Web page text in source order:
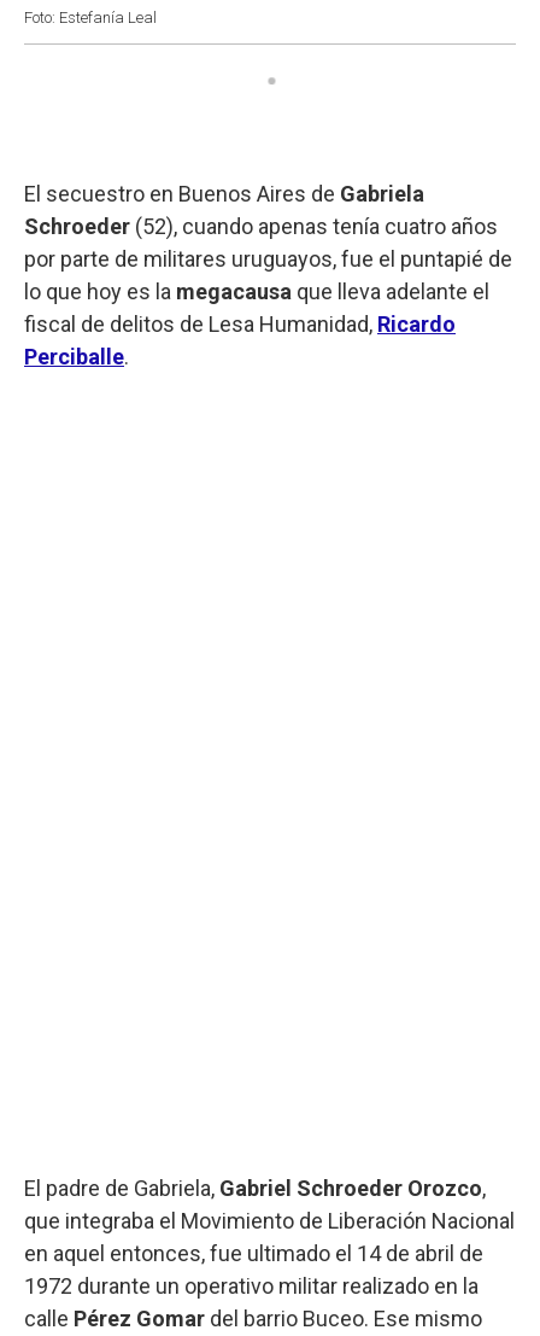
Foto: Estefanía Leal
El secuestro en Buenos Aires de Gabriela
Schroeder (52), cuando apenas tenía cuatro años
por parte de militares uruguayos, fue el puntapié de
lo que hoy es la megacausa que lleva adelante el
fiscal de delitos de Lesa Humanidad, Ricardo
Perciballe.
El padre de Gabriela, Gabriel Schroeder Orozco,
que integraba el Movimiento de Liberación Nacional
en aquel entonces, fue ultimado el 14 de abril de
1972 durante un operativo militar realizado en la
calle Pérez Gomar del barrio Buceo. Ese mismo